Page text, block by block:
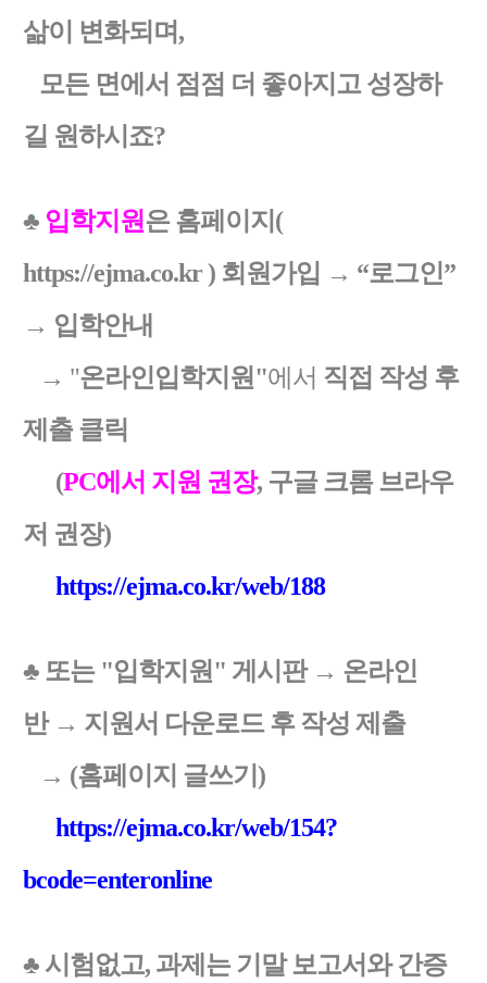
삶이 변화되며,
모든 면에서 점점 더 좋아지고 성장하
길 원하시죠?
♣ 입학지원은 홈페이지(
https://ejma.co.kr ) 회원가입 → “로그인”
→ 입학안내
→ "온라인입학지원"에서 직접 작성 후
제출 클릭
(PC에서 지원 권장, 구글 크롬 브라우
저 권장)
https://ejma.co.kr/web/188
♣ 또는 "입학지원" 게시판 → 온라인
반→ 지원서 다운로드 후 작성 제출
→ (홈페이지 글쓰기)
https://ejma.co.kr/web/154?
bcode=enteronline
♣ 시험없고, 과제는 기말 보고서와 간증